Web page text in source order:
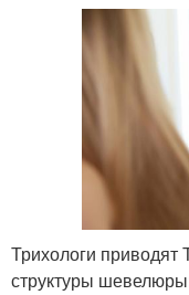
Трихологи
структуры